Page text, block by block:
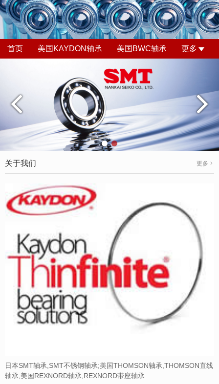
首页 美国KAYDON轴承 美国BWC轴承 更多
关于我们 更多
日本SMT轴承,SMT不锈钢轴承;美国THOMSON轴承,THOMSON直线
轴承;美国REXNORD轴承,REXNORD带座轴承